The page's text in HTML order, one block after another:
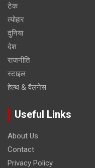
टेक
त्योहार
दुनिया
देश
राजनीति
स्टाइल
हेल्थ & वैलनेस
Useful Links
About Us
Contact
Privacy Policy